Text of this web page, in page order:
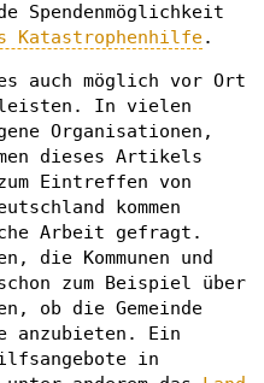
Spendenmöglichkeit
Katastrophenhilfe.
auch möglich vor Ort
In vielen
Organisationen,
dieses Artikels
Eintreffen von
kommen
Arbeit gefragt.
die Kommunen und
zum Beispiel über
ob die Gemeinde
Ein
in